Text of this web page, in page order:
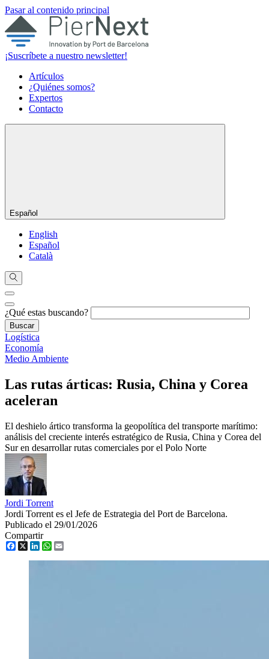
Pasar al contenido principal
¡Suscríbete a nuestro newsletter!
Artículos
¿Quiénes somos?
Expertos
Contacto
Español
English
Español
Català
¿Qué estas buscando?
Logística
Economía
Medio Ambiente
Las rutas árticas: Rusia, China y Corea
aceleran
El deshielo ártico transforma la geopolítica del transporte marítimo:
análisis del creciente interés estratégico de Rusia, China y Corea del
Sur en desarrollar rutas comerciales por el Polo Norte
Jordi Torrent
Jordi Torrent es el Jefe de Estrategia del Port de Barcelona.
Publicado el 29/01/2026
Compartir
Facebook
X LinkedInWhatsApp